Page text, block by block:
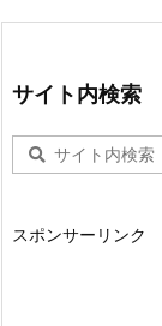
サイト内検索
スポンサーリンク